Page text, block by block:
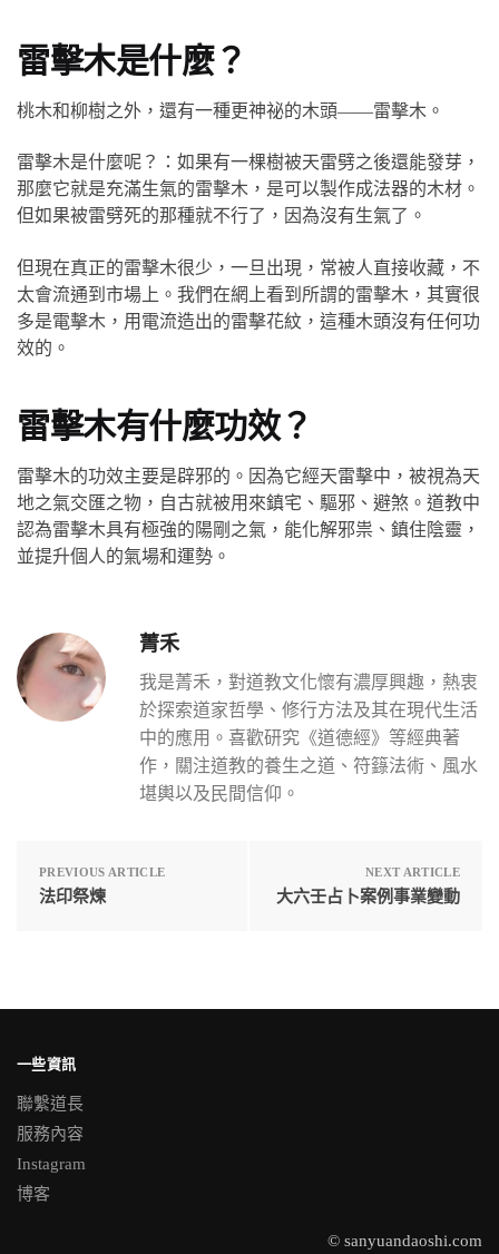
雷擊木是什麼？
桃木和柳樹之外，還有一種更神祕的木頭——雷擊木。
雷擊木是什麼呢？：如果有一棵樹被天雷劈之後還能發芽，
那麼它就是充滿生氣的雷擊木，是可以製作成法器的木材。
但如果被雷劈死的那種就不行了，因為沒有生氣了。
但現在真正的雷擊木很少，一旦出現，常被人直接收藏，不
太會流通到市場上。我們在網上看到所謂的雷擊木，其實很
多是電擊木，用電流造出的雷擊花紋，這種木頭沒有任何功
效的。
雷擊木有什麼功效？
雷擊木的功效主要是辟邪的。因為它經天雷擊中，被視為天
地之氣交匯之物，自古就被用來鎮宅、驅邪、避煞。道教中
認為雷擊木具有極強的陽剛之氣，能化解邪祟、鎮住陰靈，
並提升個人的氣場和運勢。
菁禾
我是菁禾，對道教文化懷有濃厚興趣，熱衷
於探索道家哲學、修行方法及其在現代生活
中的應用。喜歡研究《道德經》等經典著
作，關注道教的養生之道、符籙法術、風水
堪輿以及民間信仰。
PREVIOUS ARTICLE
法印祭煉
NEXT ARTICLE
大六壬占卜案例事業變動
一些資訊
聯繫道長
服務內容
Instagram
博客
© sanyuandaoshi.com